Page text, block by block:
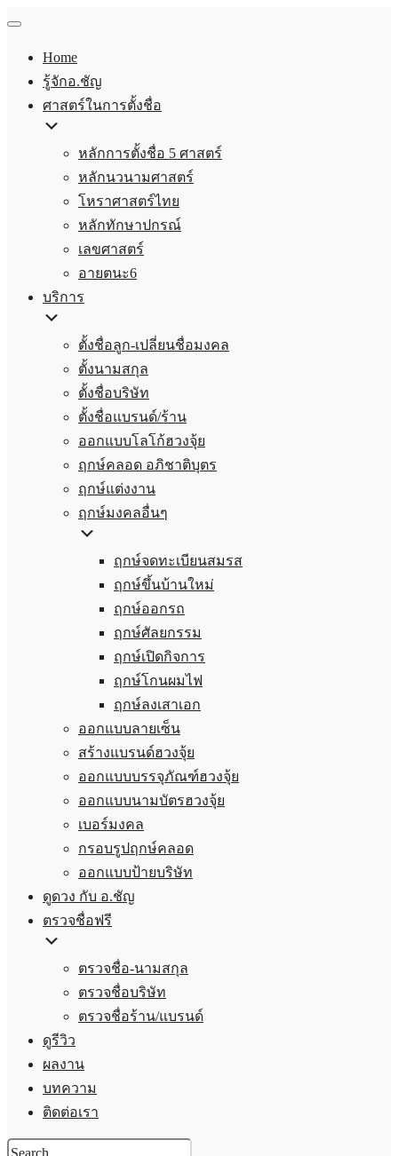
Home
รู้จักอ.ชัญ
ศาสตร์ในการตั้งชื่อ
หลักการตั้งชื่อ 5 ศาสตร์
หลักนวนามศาสตร์
โหราศาสตร์ไทย
หลักทักษาปกรณ์
เลขศาสตร์
อายตนะ6
บริการ
ตั้งชื่อลูก-เปลี่ยนชื่อมงคล
ตั้งนามสกุล
ตั้งชื่อบริษัท
ตั้งชื่อแบรนด์/ร้าน
ออกแบบโลโก้ฮวงจุ้ย
ฤกษ์คลอด อภิชาติบุตร
ฤกษ์แต่งงาน
ฤกษ์มงคลอื่นๆ
ฤกษ์จดทะเบียนสมรส
ฤกษ์ขึ้นบ้านใหม่
ฤกษ์ออกรถ
ฤกษ์ศัลยกรรม
ฤกษ์เปิดกิจการ
ฤกษ์โกนผมไฟ
ฤกษ์ลงเสาเอก
ออกแบบลายเซ็น
สร้างแบรนด์ฮวงจุ้ย
ออกแบบบรรจุภัณฑ์ฮวงจุ้ย
ออกแบบนามบัตรฮวงจุ้ย
เบอร์มงคล
กรอบรูปฤกษ์คลอด
ออกแบบป้ายบริษัท
ดูดวง กับ อ.ชัญ
ตรวจชื่อฟรี
ตรวจชื่อ-นามสกุล
ตรวจชื่อบริษัท
ตรวจชื่อร้าน/แบรนด์
ดูรีวิว
ผลงาน
บทความ
ติดต่อเรา